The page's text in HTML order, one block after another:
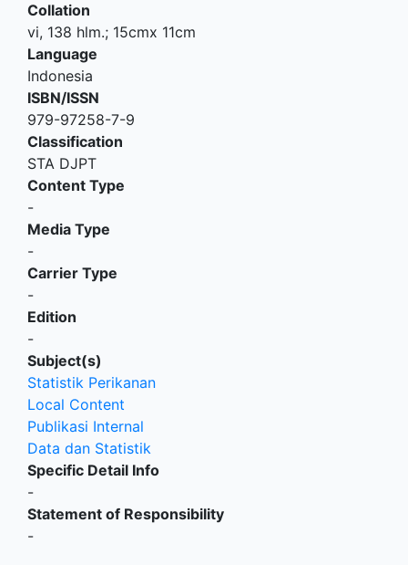
Collation
vi, 138 hlm.; 15cmx 11cm
Language
Indonesia
ISBN/ISSN
979-97258-7-9
Classification
STA DJPT
Content Type
-
Media Type
-
Carrier Type
-
Edition
-
Subject(s)
Statistik Perikanan
Local Content
Publikasi Internal
Data dan Statistik
Specific Detail Info
-
Statement of Responsibility
-